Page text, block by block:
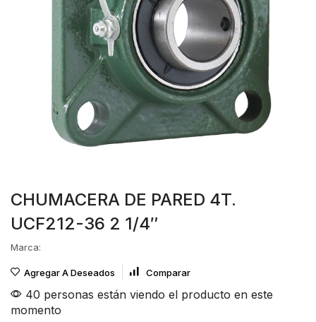
CHUMACERA DE PARED 4T.
UCF212-36 2 1/4″
Marca:
Agregar A Deseados Comparar
40 personas están viendo el producto en este
momento